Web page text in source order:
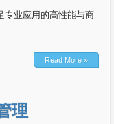
专业应用的高性能与商
Read More »
理